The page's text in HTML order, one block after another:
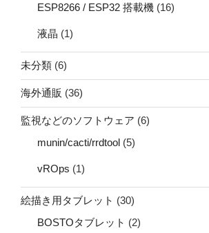
ESP8266 / ESP32 搭載機 (16)
液晶 (1)
未分類 (6)
海外通販 (36)
監視などのソフトウェア (6)
munin/cacti/rrdtool (5)
vROps (1)
絵描き用タブレット (30)
BOSTOタブレット (2)